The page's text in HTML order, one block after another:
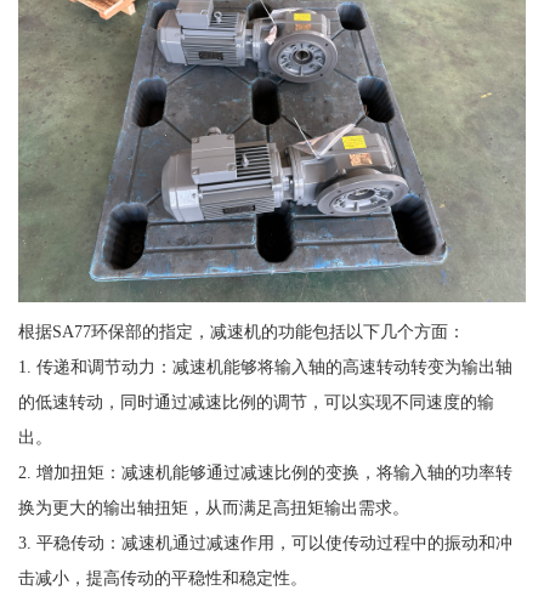
根据SA77环保部的指定，减速机的功能包括以下几个方面：
1. 传递和调节动力：减速机能够将输入轴的高速转动转变为输出轴
的低速转动，同时通过减速比例的调节，可以实现不同速度的输
出。
2. 增加扭矩：减速机能够通过减速比例的变换，将输入轴的功率转
换为更大的输出轴扭矩，从而满足高扭矩输出需求。
3. 平稳传动：减速机通过减速作用，可以使传动过程中的振动和冲
击减小，提高传动的平稳性和稳定性。